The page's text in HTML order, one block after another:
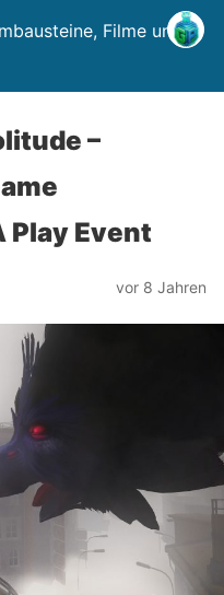
Filme und
–
Play Event
vor 8 Jahren